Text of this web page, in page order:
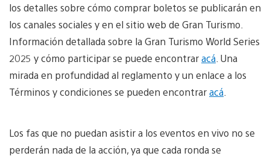
los detalles sobre cómo comprar boletos se publicarán en
los canales sociales y en el sitio web de Gran Turismo.
Información detallada sobre la Gran Turismo World Series
2025 y cómo participar se puede encontraracá . Una
mirada en profundidad al reglamento y un enlace a los
Términos y condiciones se pueden encontraracá
Los fas que no puedan asistir a los eventos en vivo no se
perderán nada de la acción, ya que cada ronda se